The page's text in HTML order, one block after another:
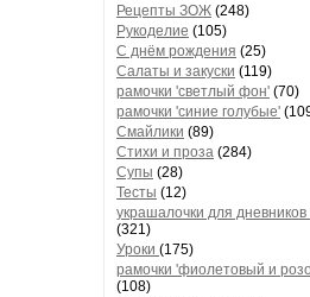
Рецепты ЗОЖ (248)
Рукоделие (105)
С днём рождения (25)
Салаты и закуски (119)
рамочки 'светлый фон' (70)
рамочки 'синие голубые'
Смайлики (89)
Стихи и проза (284)
Супы (28)
Тесты (12)
украшалочки для дневников
(321)
Уроки (175)
рамочки 'фиолетовый и
(108)